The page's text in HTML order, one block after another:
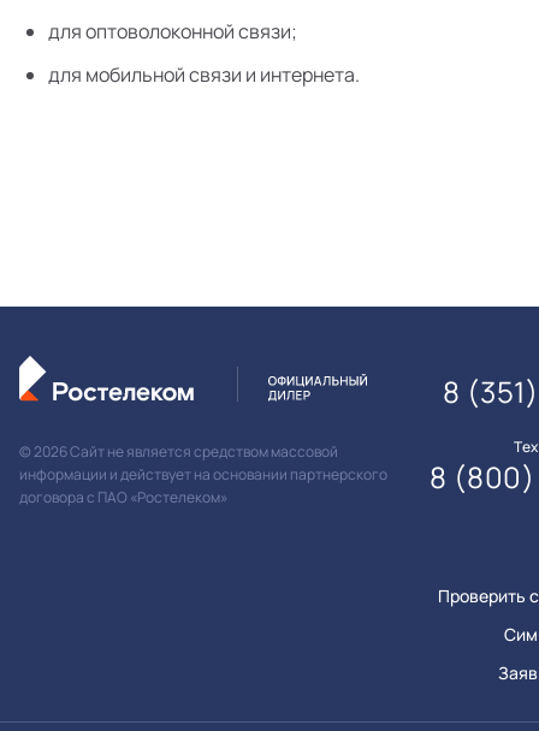
для оптоволоконной связи;
для мобильной связи и интернета.
© 2026 Сайт не является средством массовой
информации и действует на основании партнерского
договора с ПАО «Ростелеком»
Проверить
8
8